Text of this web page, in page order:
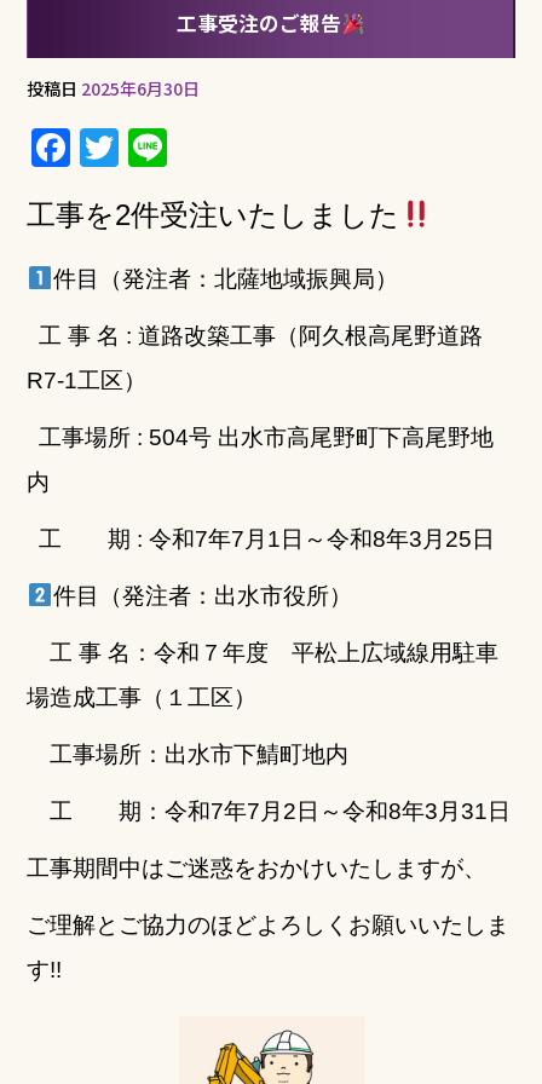
工事受注のご報告
投稿日 2025年6月30日
F
a
c
e
b
o
o
k
T
w
it
te
r
n
e
工事を2件受注いたしました
件目（発注者：北薩地域振興局）
工 事 名 : 道路改築工事（阿久根高尾野道路
R7-1工区）
工事場所 : 504号 出水市高尾野町下高尾野地
内
工 期 : 令和7年7月1日～令和8年3月25日
件目（発注者：出水市役所）
工 事 名：令和７年度 平松上広域線用駐車
場造成工事（１工区）
工事場所：出水市下鯖町地内
工 期：令和7年7月2日～令和8年3月31日
工事期間中はご迷惑をおかけいたしますが、
ご理解とご協力のほどよろしくお願いいたしま
す!!